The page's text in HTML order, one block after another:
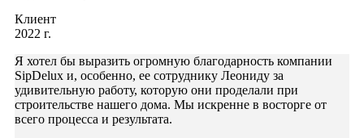
Клиент
2022 г.
Я хотел бы выразить огромную благодарность компании
SipDelux и, особенно, ее сотруднику Леониду за
удивительную работу, которую они проделали при
строительстве нашего дома. Мы искренне в восторге от
всего процесса и результата.